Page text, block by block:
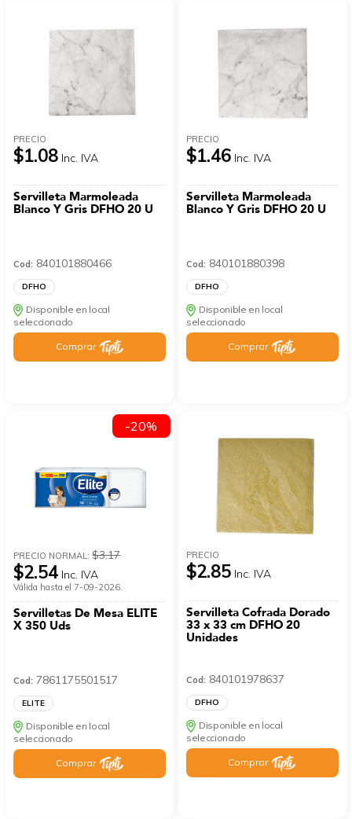
PRECIO
$1.08 Inc. IVA
Servilleta Marmoleada
Blanco Y Gris DFHO 20 U
Cod: 840101880466
DFHO
Disponible en local
seleccionado
Comprar
PRECIO
$1.46 Inc. IVA
Servilleta Marmoleada
Blanco Y Gris DFHO 20 U
Cod: 840101880398
DFHO
Disponible en local
seleccionado
Comprar
PRECIO NORMAL:$3.17
$2.54 Inc. IVA
Válida hasta el 7-09-2026.
Servilletas De Mesa ELITE
X 350 Uds
Cod: 7861175501517
ELITE
Disponible en local
seleccionado
Comprar
-20%
PRECIO
$2.85 Inc. IVA
Servilleta Cofrada Dorado
33 x 33 cm DFHO 20
Unidades
Cod: 840101978637
DFHO
Disponible en local
seleccionado
Comprar